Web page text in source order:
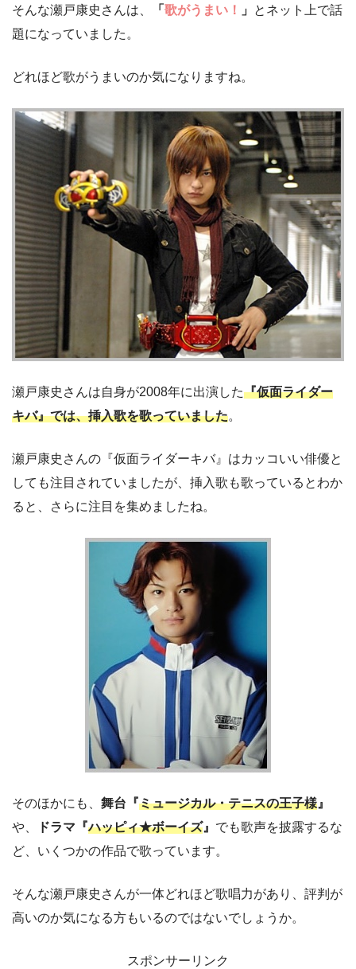
そんな瀬戸康史さんは、 「 歌がうまい！ 」 とネット上で話
題になっていました。
どれほど歌がうまいのか気になりますね。
瀬戸康史さんは自身が2008年に出演した『仮面ライダー
キバ』では、挿入歌を歌っていました。
瀬戸康史さんの『仮面ライダーキバ』はカッコいい俳優と
しても注目されていましたが、挿入歌も歌っているとわか
ると、さらに注目を集めましたね。
そのほかにも、 舞台『ミュージカル・テニスの王子様 』
や、
ドラマ『ハッピィ★ボーイズ』 でも歌声を披露するな
ど、いくつかの作品で歌っています。
そんな瀬戸康史さんが一体どれほど歌唱力があり、評判が
高いのか気になる方もいるのではないでしょうか。
スポンサーリンク